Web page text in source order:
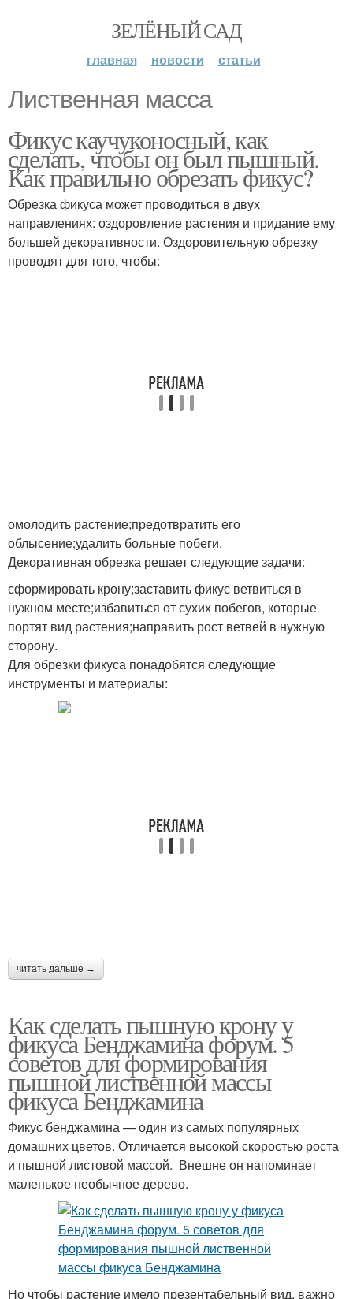
ЗЕЛЁНЫЙ САД
главная новости статьи
Лиственная масса
Фикус каучуконосный, как
сделать, чтобы он был пышный.
Как правильно обрезать фикус?
Обрезка фикуса может проводиться в двух
направлениях: оздоровление растения и придание ему
большей декоративности. Оздоровительную обрезку
проводят для того, чтобы:
омолодить растение;предотвратить его
облысение;удалить больные побеги.
Декоративная обрезка решает следующие задачи:
сформировать крону;заставить фикус ветвиться в
нужном месте;избавиться от сухих побегов, которые
портят вид растения;направить рост ветвей в нужную
сторону.
Для обрезки фикуса понадобятся следующие
инструменты и материалы:
читать дальше →
Как сделать пышную крону у
фикуса Бенджамина форум. 5
советов для формирования
пышной лиственной массы
фикуса Бенджамина
Фикус бенджамина — один из самых популярных
домашних цветов. Отличается высокой скоростью роста
и пышной листовой массой. Внешне он напоминает
маленькое необычное дерево.
Но чтобы растение имело презентабельный вид, важно